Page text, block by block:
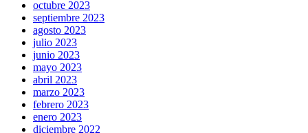
octubre 2023
septiembre 2023
agosto 2023
julio 2023
junio 2023
mayo 2023
abril 2023
marzo 2023
febrero 2023
enero 2023
diciembre 2022